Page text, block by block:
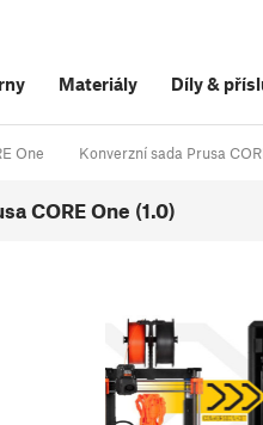
Materiály Díly&
One Konverzní sada Prusa
CORE One (1.0)